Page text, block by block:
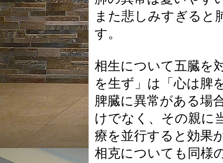
また悲しみすぎると
す。
相生について五臓を
を生ず」は「心は脾
脾臓に異常がある場
けでなく、その親に
療を並行すると効果
相克についても同様